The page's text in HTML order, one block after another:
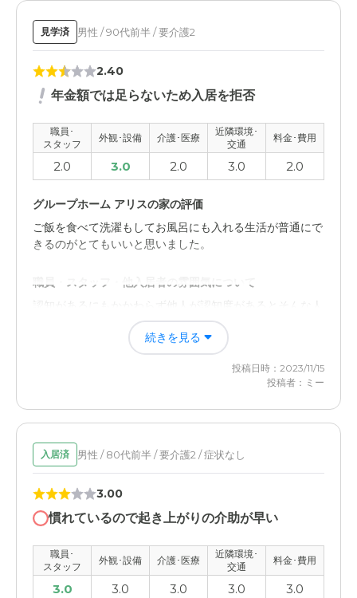
サービスレベルは低いのではないかと感じたし、田舎とい
うのもあり、まだまだという感じ
近隣環境や交通アクセスについて
もなく通常レベルだと思います。
料金費用について
料金は高いと感じました。クオリティと料金は比例してい
ないと感じるような気がします
見学済 男性 / 90代前半 / 要介護2
2.40
年金額では足らないため入居を拒否
職員･
スタッフ
外観･設備 介護･医療
近隣環境･
交通
料金･費用
2.0 3.0 2.0 3.0 2.0
グループホーム アリスの家の評価
ご飯を食べて洗濯もしてお風呂にも入れる生活が普通にで
きるのがとてもいいと思いました。
職員・スタッフ・他入居者の雰囲気について
認知があるにもかかわらず他人が認知度があるとそんな人
とは一緒にいたらもっとおかしくなると言って施設の入居
まではいたらなかったです。
介護医療サービスについて
訪問介護を受けてますがなかなか本人の時間帯に合わせて
いても急には対応はできないので面倒くさいとも言ってま
す。
近隣環境や交通アクセスについて
自動車での移動生活になれているので電車やバスの利用は
した事がないので興味すらなかったです。
続きを見る
投稿日時：2023/11/15
投稿者：ミー
入居済 男性 / 80代前半 / 要介護2 / 症状なし
3.00
慣れているので起き上がりの介助が早い
職員･
スタッフ
外観･設備 介護･医療
近隣環境･
交通
料金･費用
3.0 3.0 3.0 3.0 3.0